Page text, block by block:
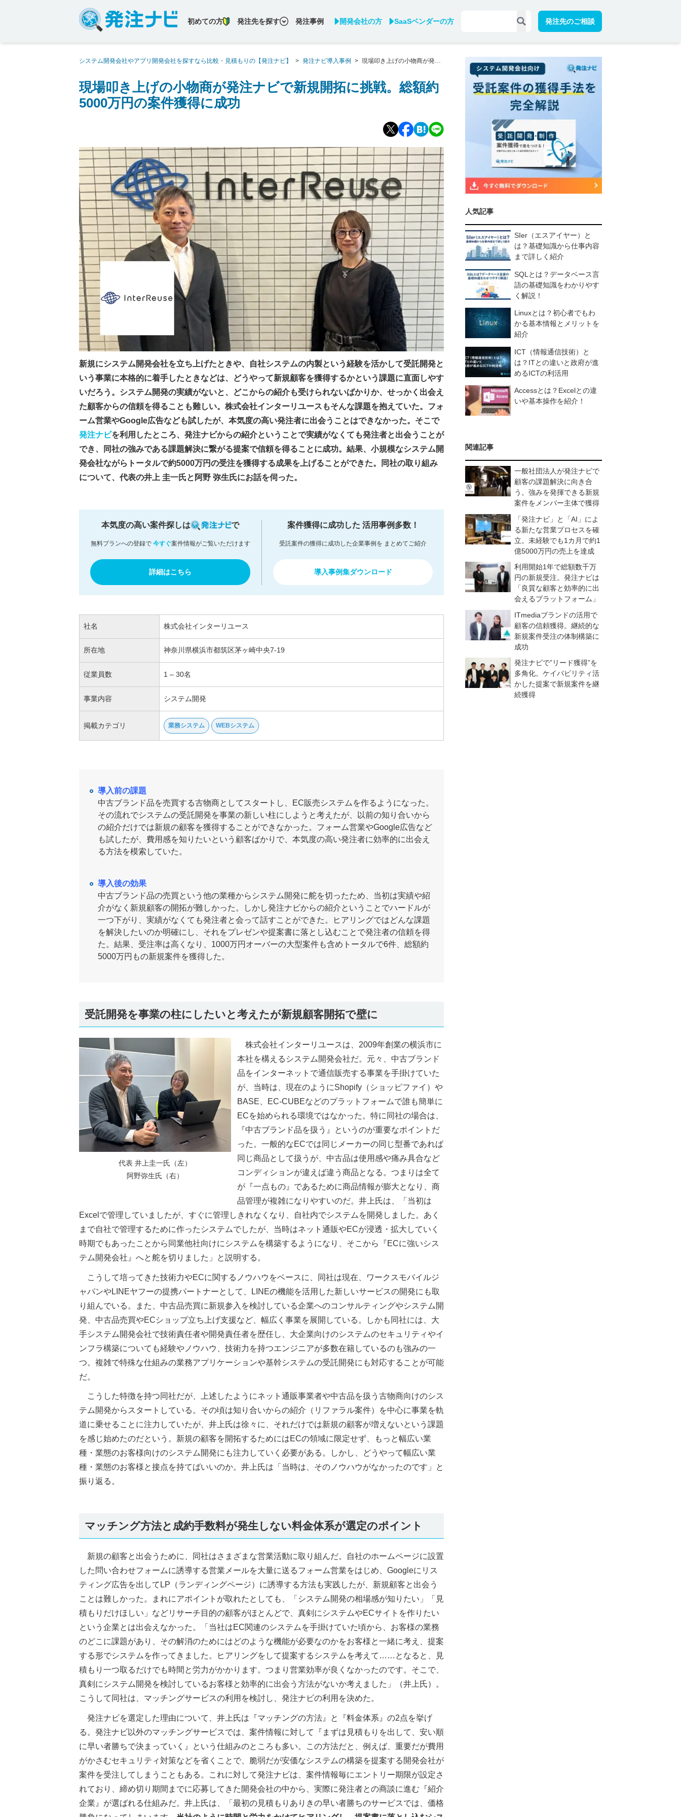
初めての方 発注先を探す 発注事例 開発会社の方 SaaSベンダーの方 発注先のご相談
システム開発会社やアプリ開発会社を探すなら比較・見積もりの【発注ナビ】 > 発注ナビ導入事例 > 現場叩き上げの小物商が発注
現場叩き上げの小物商が発注ナビで新規開拓に挑戦。総額約
5000万円の案件獲得に成功
新規にシステム開発会社を立ち上げたときや、自社システムの内製という経験を活かして受託開発と
いう事業に本格的に着手したときなどは、どうやって新規顧客を獲得するかという課題に直面しやす
いだろう。システム開発の実績がないと、どこからの紹介も受けられないばかりか、せっかく出会え
た顧客からの信頼を得ることも難しい。株式会社インターリユースもそんな課題を抱えていた。フォ
ーム営業やGoogle広告なども試したが、本気度の高い発注者に出会うことはできなかった。そこで
発注ナビを利用したところ、発注ナビからの紹介ということで実績がなくても発注者と出会うことが
でき、同社の強みである課題解決に繋がる提案で信頼を得ることに成功。結果、小規模なシステム開
発会社ながらトータルで約5000万円の受注を獲得する成果を上げることができた。同社の取り組み
について、代表の井上 圭一氏と阿野 弥生氏にお話を伺った。
本気度の高い案件探しは で
無料プランへの登録で 今すぐ案件情報がご覧いただけます
詳細はこちら
案件獲得に成功した 活用事例多数！
受託案件の獲得に成功した企業事例を まとめてご紹介
導入事例集ダウンロード
社名 株式会社インターリユース
所在地 神奈川県横浜市都筑区茅ヶ崎中央7-19
従業員数 1 – 30名
事業内容 システム開発
掲載カテゴリ 業務システム WEBシステム
導入前の課題
中古ブランド品を売買する古物商としてスタートし、EC販売システムを作るようになった。
その流れでシステムの受託開発を事業の新しい柱にしようと考えたが、以前の知り合いから
の紹介だけでは新規の顧客を獲得することができなかった。フォーム営業やGoogle広告など
も試したが、費用感を知りたいという顧客ばかりで、本気度の高い発注者に効率的に出会え
る方法を模索していた。
導入後の効果
中古ブランド品の売買という他の業種からシステム開発に舵を切ったため、当初は実績や紹
介がなく新規顧客の開拓が難しかった。しかし発注ナビからの紹介ということでハードルが
一つ下がり、実績がなくても発注者と会って話すことができた。ヒアリングではどんな課題
を解決したいのか明確にし、それをプレゼンや提案書に落とし込むことで発注者の信頼を得
た。結果、受注率は高くなり、1000万円オーバーの大型案件も含めトータルで6件、総額約
5000万円もの新規案件を獲得した。
受託開発を事業の柱にしたいと考えたが新規顧客開拓で壁に
代表 井上圭一氏（左）
阿野弥生氏（右）
株式会社インターリユースは、2009年創業の横浜市に
本社を構えるシステム開発会社だ。元々、中古ブランド
品をインターネットで通信販売する事業を手掛けていた
が、当時は、現在のようにShopify（ショッピファイ）や
BASE、EC-CUBEなどのプラットフォームで誰も簡単に
ECを始められる環境ではなかった。特に同社の場合は、
『中古ブランド品を扱う』というのが重要なポイントだ
った。一般的なECでは同じメーカーの同じ型番であれば
同じ商品として扱うが、中古品は使用感や痛み具合など
コンディションが違えば違う商品となる。つまりは全て
が『一点もの』であるために商品情報が膨大となり、商
品管理が複雑になりやすいのだ。井上氏は、「当初は
Excelで管理していましたが、すぐに管理しきれなくなり、自社内でシステムを開発しました。あく
まで自社で管理するために作ったシステムでしたが、当時はネット通販やECが浸透・拡大していく
時期でもあったことから同業他社向けにシステムを構築するようになり、そこから『ECに強いシス
テム開発会社』へと舵を切りました」と説明する。
こうして培ってきた技術力やECに関するノウハウをベースに、同社は現在、ワークスモバイルジ
ャパンやLINEヤフーの提携パートナーとして、LINEの機能を活用した新しいサービスの開発にも取
り組んでいる。また、中古品売買に新規参入を検討している企業へのコンサルティングやシステム開
発、中古品売買やECショップ立ち上げ支援など、幅広く事業を展開している。しかも同社には、大
手システム開発会社で技術責任者や開発責任者を歴任し、大企業向けのシステムのセキュリティやイ
ンフラ構築についても経験やノウハウ、技術力を持つエンジニアが多数在籍しているのも強みの一
つ。複雑で特殊な仕組みの業務アプリケーションや基幹システムの受託開発にも対応することが可能
だ。
こうした特徴を持つ同社だが、上述したようにネット通販事業者や中古品を扱う古物商向けのシス
テム開発からスタートしている。その頃は知り合いからの紹介（リファラル案件）を中心に事業を軌
道に乗せることに注力していたが、井上氏は徐々に、それだけでは新規の顧客が増えないという課題
を感じ始めたのだという。新規の顧客を開拓するためにはECの領域に限定せず、もっと幅広い業
種・業態のお客様向けのシステム開発にも注力していく必要がある。しかし、どうやって幅広い業
種・業態のお客様と接点を持てばいいのか。井上氏は「当時は、そのノウハウがなかったのです」と
振り返る。
マッチング方法と成約手数料が発生しない料金体系が選定のポイント
新規の顧客と出会うために、同社はさまざまな営業活動に取り組んだ。自社のホームページに設置
した問い合わせフォームに誘導する営業メールを大量に送るフォーム営業をはじめ、Googleにリス
ティング広告を出してLP（ランディングページ）に誘導する方法も実践したが、新規顧客と出会う
ことは難しかった。まれにアポイントが取れたとしても、「システム開発の相場感が知りたい」「見
積もりだけほしい」などリサーチ目的の顧客がほとんどで、真剣にシステムやECサイトを作りたい
という企業とは出会えなかった。「当社はEC関連のシステムを手掛けていた頃から、お客様の業務
のどこに課題があり、その解消のためにはどのような機能が必要なのかをお客様と一緒に考え、提案
する形でシステムを作ってきました。ヒアリングをして提案するシステムを考えて……となると、見
積もり一つ取るだけでも時間と労力がかかります。つまり営業効率が良くなかったのです。そこで、
真剣にシステム開発を検討しているお客様と効率的に出会う方法がないか考えました」（井上氏）。
こうして同社は、マッチングサービスの利用を検討し、発注ナビの利用を決めた。
発注ナビを選定した理由について、井上氏は『マッチングの方法』と『料金体系』の2点を挙げ
る。発注ナビ以外のマッチングサービスでは、案件情報に対して『まずは見積もりを出して、安い順
に早い者勝ちで決まっていく』という仕組みのところも多い。この方法だと、例えば、重要だが費用
がかさむセキュリティ対策などを省くことで、脆弱だが安価なシステムの構築を提案する開発会社が
案件を受注してしまうこともある。これに対して発注ナビは、案件情報毎にエントリー期限が設定さ
れており、締め切り期間までに応募してきた開発会社の中から、実際に発注者との商談に進む『紹介
企業』が選ばれる仕組みだ。井上氏は、「最初の見積もりありきの早い者勝ちのサービスでは、価格
人気記事
SIer（エスアイヤー）と
は？基礎知識から仕事内容
まで詳しく紹介
SQLとは？データベース言
語の基礎知識をわかりやす
く解説！
Linuxとは？初心者でもわ
かる基本情報とメリットを
紹介
ICT（情報通信技術）と
は？ITとの違いと政府が進
めるICTの利活用
Accessとは？Excelとの違
いや基本操作を紹介！
関連記事
一般社団法人が発注ナビで
顧客の課題解決に向き合
う。強みを発揮できる新規
案件をメンバー主体で獲得
「発注ナビ」と「AI」によ
る新たな営業プロセスを確
立。未経験でも1カ月で約1
億5000万円の売上を達成
利用開始1年で総額数千万
円の新規受注。発注ナビは
「良質な顧客と効率的に出
会えるプラットフォーム」
ITmediaブランドの活用で
顧客の信頼獲得。継続的な
新規案件受注の体制構築に
成功
発注ナビで”リード獲得”を
多角化。ケイパビリティ活
かした提案で新規案件を継
続獲得